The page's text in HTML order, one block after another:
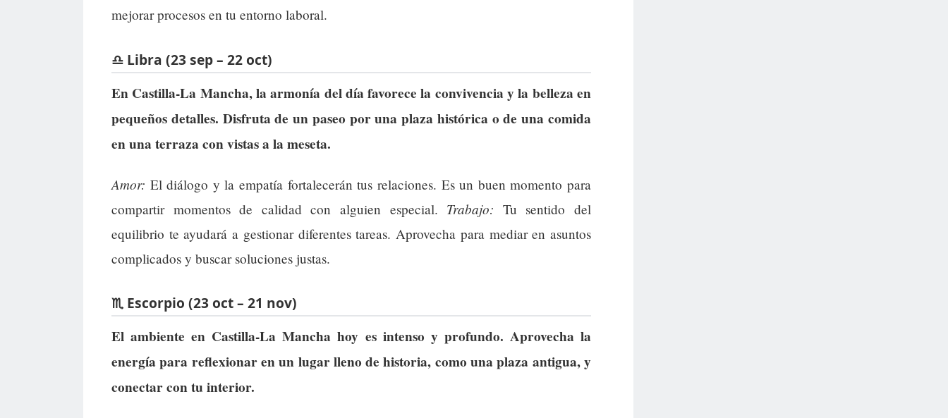
mejorar procesos en tu entorno laboral.
♎ Libra (23 sep – 22 oct)
En Castilla-La Mancha, la armonía del día favorece la convivencia y la belleza en
pequeños detalles. Disfruta de un paseo por una plaza histórica o de una comida
en una terraza con vistas a la meseta.
Amor: El diálogo y la empatía fortalecerán tus relaciones. Es un buen momento para
compartir momentos de calidad con alguien especial. Trabajo: Tu sentido del
equilibrio te ayudará a gestionar diferentes tareas. Aprovecha para mediar en asuntos
complicados y buscar soluciones justas.
♏ Escorpio (23 oct – 21 nov)
El ambiente en Castilla-La Mancha hoy es intenso y profundo. Aprovecha la
energía para reflexionar en un lugar lleno de historia, como una plaza antigua, y
conectar con tu interior.